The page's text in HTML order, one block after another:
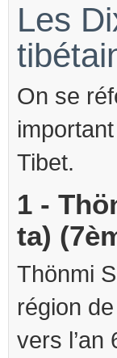
Les
On se
Tibet.
1 -
ta)
Thönmi
région
vers l’an